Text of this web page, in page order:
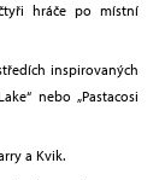
hráče po místní
inspirovaných
nebo „Pastacosi
a Kvik.